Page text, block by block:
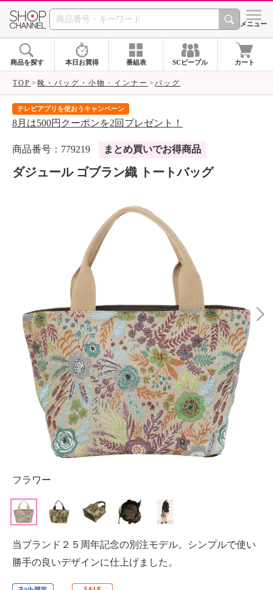
SHOP CHANNEL シメニュー
商品を探す 本日お買得 番組表 SCピープル カート
TOP 靴・バッグ・小物・インナー バッグ
テレビアプリを使おうキャンペーン
8月は500円クーポンを2回プレゼント！
商品番号：779219 まとめ買いでお得商品
ダジュール ゴブラン織 トートバッグ
フラワー
当ブランド２５周年記念の別注モデル。シンプルで使い
勝手の良いデザインに仕上げました。